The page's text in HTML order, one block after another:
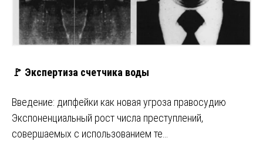
🚩 Экспертиза счетчика воды
Введение: дипфейки как новая угроза правосудию
Экспоненциальный рост числа преступлений,
совершаемых с использованием те…